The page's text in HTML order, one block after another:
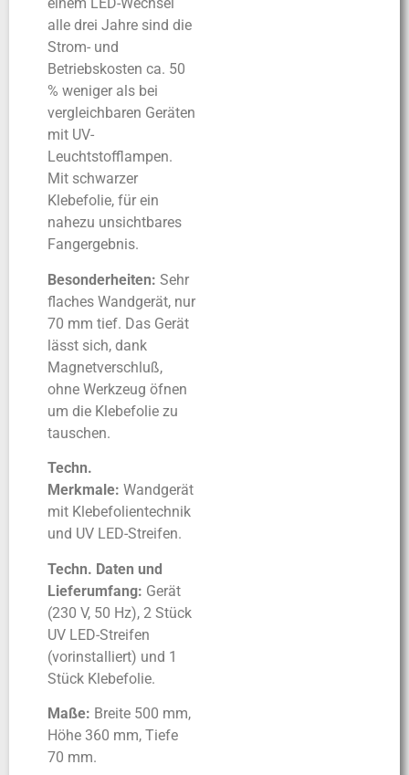
einem LED-Wechsel
alle drei Jahre sind die
Strom- und
Betriebskosten ca. 50
% weniger als bei
vergleichbaren Geräten
mit UV-
Leuchtstofflampen.
Mit schwarzer
Klebefolie, für ein
nahezu unsichtbares
Fangergebnis.
Besonderheiten: Sehr
flaches Wandgerät, nur
70 mm tief. Das Gerät
lässt sich, dank
Magnetverschluß,
ohne Werkzeug öfnen
um die Klebefolie zu
tauschen.
Techn.
Merkmale: Wandgerät
mit Klebefolientechnik
und UV LED-Streifen.
Techn. Daten und
Lieferumfang: Gerät
(230 V, 50 Hz), 2 Stück
UV LED-Streifen
(vorinstalliert) und 1
Stück Klebefolie.
Maße: Breite 500 mm,
Höhe 360 mm, Tiefe
70 mm.